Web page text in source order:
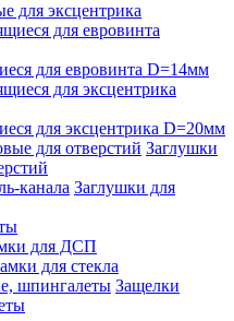
для эксцентрика
для евровинта D=14мм
для эксцентрика D=20мм
Заглушки
Заглушки для
для ДСП
для стекла
Защелки